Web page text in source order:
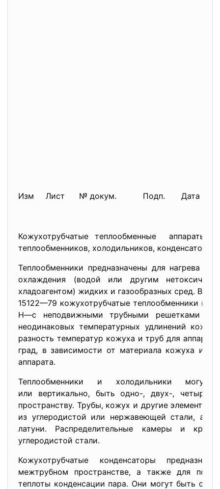
Изм Лист № докум. Подп. Дата
Кожухотрубчатые теплообменные аппараты
теплообменников, холодильников, конденсаторов
Теплообменники предназначены для нагрева
охлаждения (водой или другим
хладоагентом) жидких и газообразных сред. В
15122—79 кожухотрубчатые теплообменники и
Н—с неподвижными трубными решетками и
неодинаковых температурных удлинений
разность температур кожуха и труб для
град, в зависимости от материала кожуха и
аппарата.
Теплообменники и холодильники могут
или вертикально, быть одно-, двух-,
пространству. Трубы, кожух и другие элементы
из углеродистой или нержавеющей стали, а
латуни. Распределительные камеры и
углеродистой стали.
Кожухотрубчатые конденсаторы
межтрубном пространстве, а также для
теплоты конденсации пара. Они могут быть с